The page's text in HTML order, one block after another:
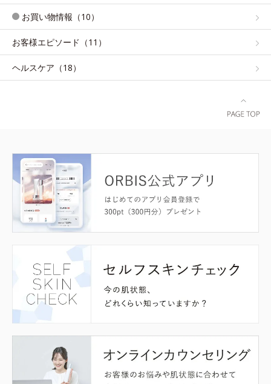
お買い物情報（10）
お客様エピソード（11）
ヘルスケア（18）